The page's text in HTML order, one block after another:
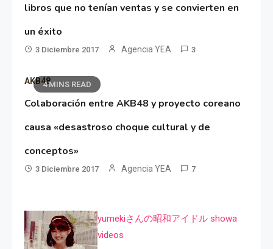
libros que no tenían ventas y se convierten en
un éxito
3 Diciembre 2017 Agencia YEA 3
4 MINS READ
AKB48
Colaboración entre AKB48 y proyecto coreano
causa «desastroso choque cultural y de
conceptos»
3 Diciembre 2017 Agencia YEA 7
yumekiさんの昭和アイドル showa
videos